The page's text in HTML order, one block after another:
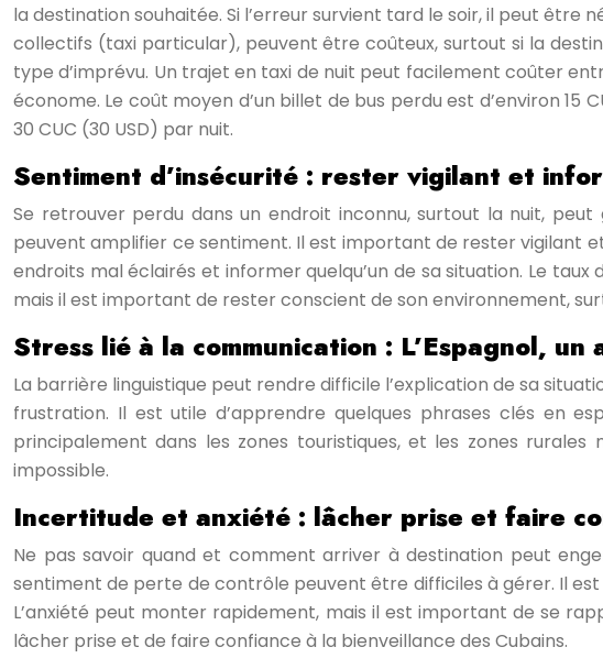
la destination souhaitée. Si l’erreur survient tard le soir, il peut
collectifs (taxi particular), peuvent être coûteux, surtout si la
type d’imprévu. Un trajet en taxi de nuit peut facilement coûter
économe. Le coût moyen d’un billet de bus perdu est d’environ 15
30 CUC (30 USD) par nuit.
Sentiment d’insécurité : rester vigilant et
Se retrouver perdu dans un endroit inconnu, surtout la nuit,
peuvent amplifier ce sentiment. Il est important de rester vigilant
endroits mal éclairés et informer quelqu’un de sa situation. Le
mais il est important de rester conscient de son environnement,
Stress lié à la communication : L’Espagnol,
La barrière linguistique peut rendre difficile l’explication de sa
frustration. Il est utile d’apprendre quelques phrases clés en
principalement dans les zones touristiques, et les zones
impossible.
Incertitude et anxiété : lâcher prise et faire
Ne pas savoir quand et comment arriver à destination peut
sentiment de perte de contrôle peuvent être difficiles à gérer. Il
L’anxiété peut monter rapidement, mais il est important de se
lâcher prise et de faire confiance à la bienveillance des Cubains.